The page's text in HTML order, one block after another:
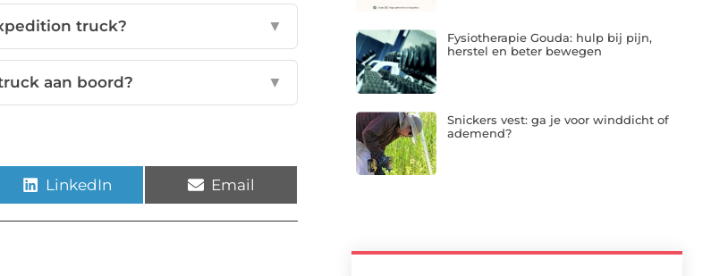
truck? ▼
aan boord? ▼
LinkedIn Email
Fysiotherapie Gouda: hulp bij pijn,
herstel en beter bewegen
Snickers vest: ga je voor winddicht of
ademend?